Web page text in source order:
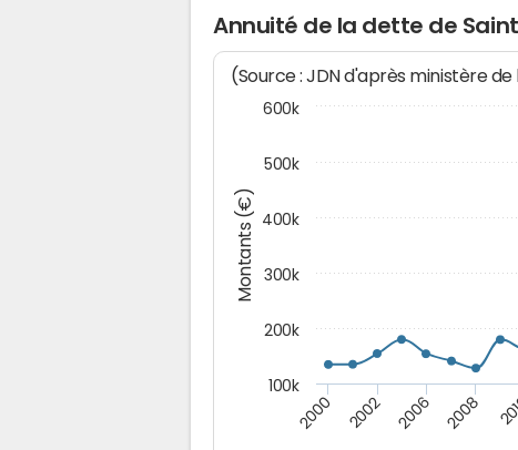
Annuité de la dette de
Montants (€)
(Source : JDN d'après ministère
2000 2002 2006 2008
100k
200k
300k
400k
500k
600k